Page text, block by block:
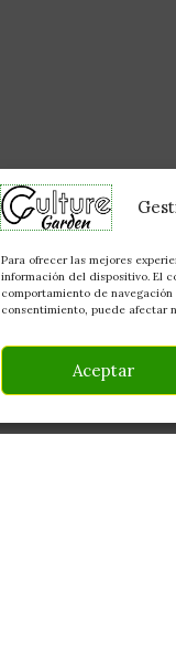
Para ofrecer las mejores
información del dispositivo. El
comportamiento de
consentimiento, puede afectar
Aceptar